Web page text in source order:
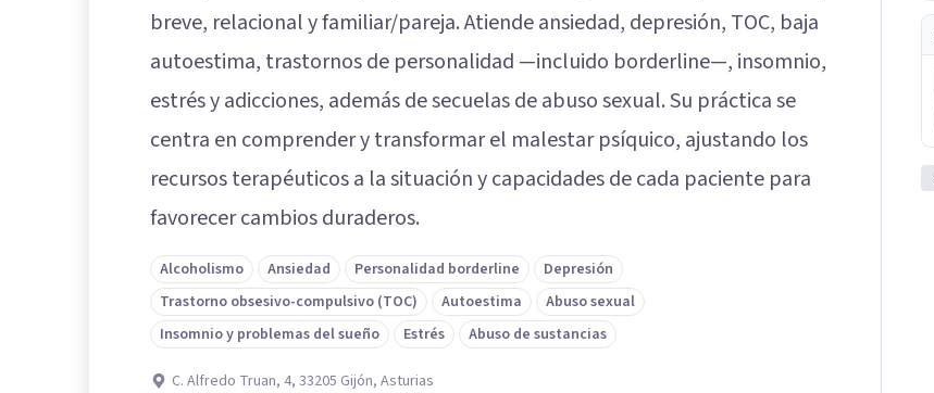
breve, relacional y familiar/pareja. Atiende ansiedad, depresión, TOC, baja
autoestima, trastornos de personalidad —incluido borderline—, insomnio,
estrés y adicciones, además de secuelas de abuso sexual. Su práctica se
centra en comprender y transformar el malestar psíquico, ajustando los
recursos terapéuticos a la situación y capacidades de cada paciente para
favorecer cambios duraderos.
Alcoholismo Ansiedad Personalidad borderline
Depresión
Trastorno obsesivo-compulsivo (TOC)
Autoestima
Abuso sexual
Insomnio y problemas del sueño
Estrés Abuso de sustancias
C. Alfredo Truan, 4, 33205 Gijón, Asturias